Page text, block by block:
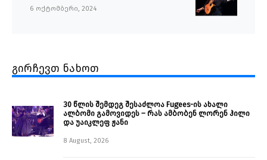
6 ოქტომბერი, 2024
გირჩევთ ნახოთ
30 წლის შემდეგ შესაძლოა Fugees-ის ახალი
ალბომი გამოვიდეს – რას ამბობენ ლორენ ჰილი
და უაიკლეფ ჟანი
8 August, 2026